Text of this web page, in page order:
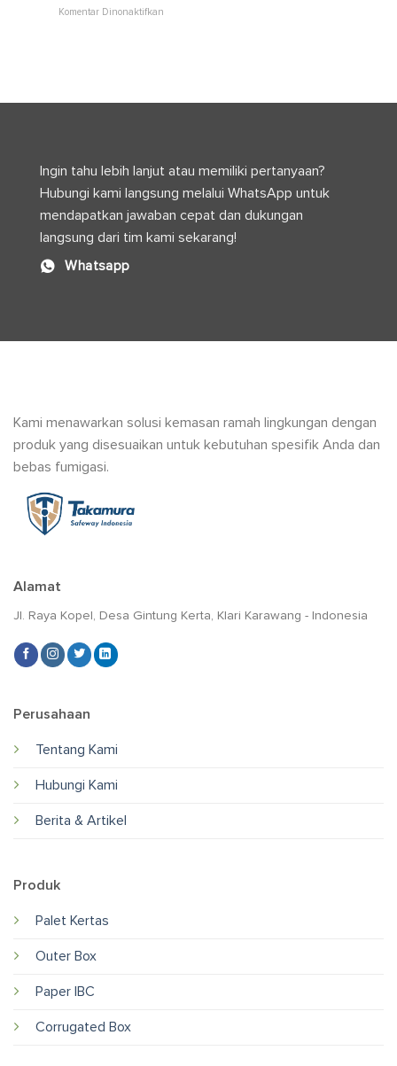
Komentar Dinonaktifkan
Produksi
Ingin tahu lebih lanjut atau memiliki pertanyaan?
Hubungi kami langsung melalui WhatsApp untuk
mendapatkan jawaban cepat dan dukungan
langsung dari tim kami sekarang!
Whatsapp
Kami menawarkan solusi kemasan ramah lingkungan dengan
produk yang disesuaikan untuk kebutuhan spesifik Anda dan
bebas fumigasi.
Perusahaan
Tentang Kami
Hubungi Kami
Berita & Artikel
Produk
Palet Kertas
Outer Box
Paper IBC
Corrugated Box
Alamat
Jl. Raya Kopel, Desa Gintung Kerta, Klari Karawang - Indonesia